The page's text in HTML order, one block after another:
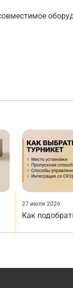
27 июля 2026
Как